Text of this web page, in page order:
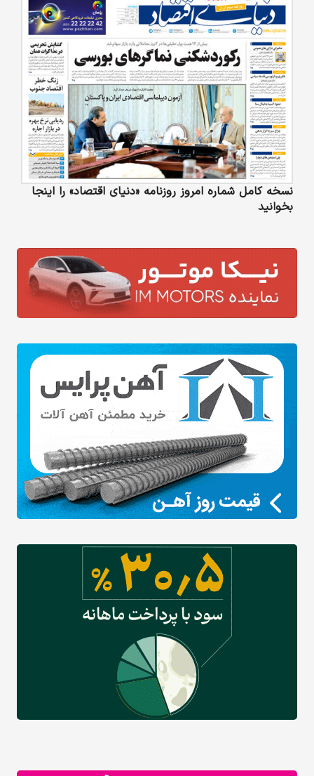
نسخه کامل شماره امروز روزنامه «دنیای‌ اقتصاد» را اینجا
بخوانید